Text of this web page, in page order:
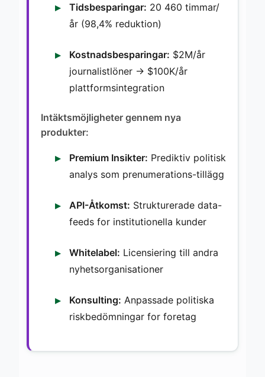
Tidsbesparingar: 20 460 timmar/
år (98,4% reduktion)
Kostnadsbesparingar: $2M/år
journalistlöner → $100K/år
plattformsintegration
Intäktsmöjligheter gennem nya
produkter:
Premium Insikter: Prediktiv politisk
analys som prenumerations-tillägg
API-Åtkomst: Strukturerade data-
feeds for institutionella kunder
Whitelabel: Licensiering till andra
nyhetsorganisationer
Konsulting: Anpassade politiska
riskbedömningar for foretag